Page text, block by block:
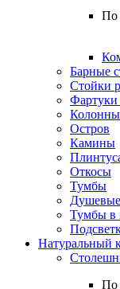
По
Барные
Стойки
Колонны
Остров
Камины
Откосы
Тумбы
Тумбы в
Натуральный
По